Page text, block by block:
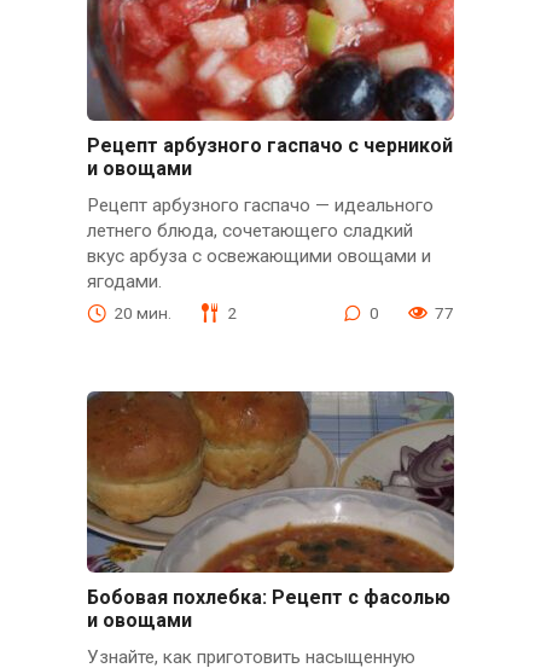
Рецепт арбузного гаспачо с черникой
и овощами
Рецепт арбузного гаспачо — идеального
летнего блюда, сочетающего сладкий
вкус арбуза с освежающими овощами и
ягодами.
20 мин. 2 0 77
Бобовая похлебка: Рецепт с фасолью
и овощами
Узнайте, как приготовить насыщенную